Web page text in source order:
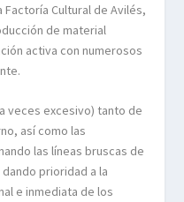
Cultural de Avilés,
de material
activa con numerosos
veces excesivo) tanto de
así como las
las líneas bruscas de
prioridad a la
e inmediata de los